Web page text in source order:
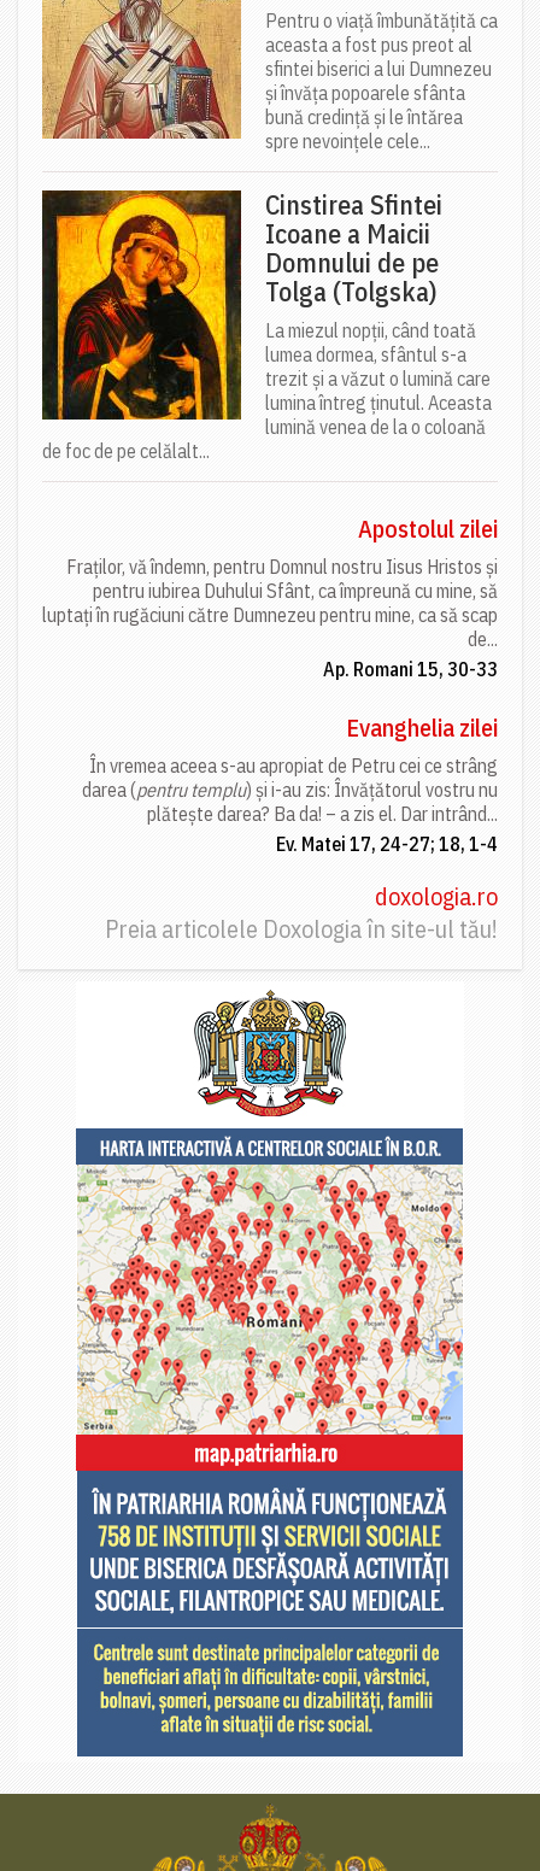
Pentru o viață îmbunătățită ca
aceasta a fost pus preot al
sfintei biserici a lui Dumnezeu
și învăța popoarele sfânta
bună credință și le întărea
spre nevoințele cele...
Cinstirea Sfintei
Icoane a Maicii
Domnului de pe
Tolga (Tolgska)
La miezul nopții, când toată
lumea dormea, sfântul s-a
trezit și a văzut o lumină care
lumina întreg ținutul. Aceasta
lumină venea de la o coloană
de foc de pe celălalt...
Apostolul zilei
Fraților, vă îndemn, pentru Domnul nostru Iisus Hristos și
pentru iubirea Duhului Sfânt, ca împreună cu mine, să
luptați în rugăciuni către Dumnezeu pentru mine, ca să scap
de...
Ap. Romani 15, 30-33
Evanghelia zilei
În vremea aceea s-au apropiat de Petru cei ce strâng
darea (pentru templu) și i-au zis: Învățătorul vostru nu
plătește darea? Ba da! – a zis el. Dar intrând...
Ev. Matei 17, 24-27; 18, 1-4
doxologia.ro
Preia articolele Doxologia în site-ul tău!